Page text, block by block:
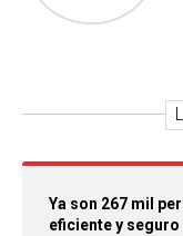
Ya son 267 mil
eficiente y